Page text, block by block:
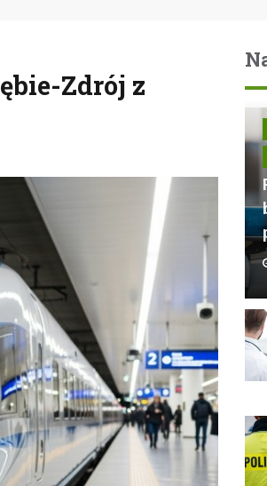
Zdrój z